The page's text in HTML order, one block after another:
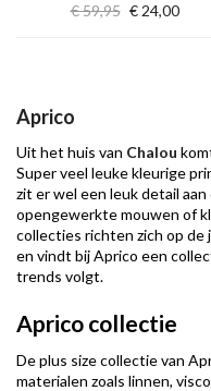
€ 59,95 € 24,00
Aprico
Uit het huis van Chalou
Super veel leuke kleurige
zit er wel een leuk detail
opengewerkte mouwen of
collecties richten zich op
en vindt bij Aprico een
trends volgt.
Aprico collectie
De plus size collectie van
materialen zoals linnen,